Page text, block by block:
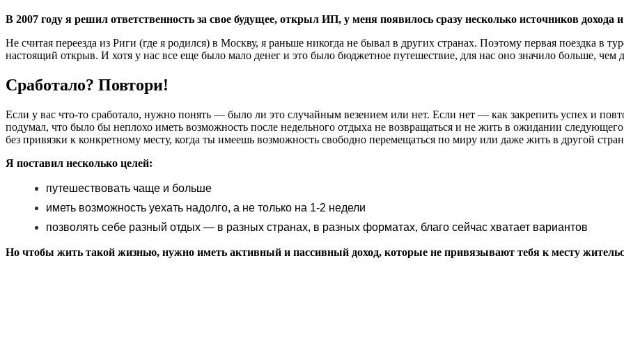
В 2007 году я решил ответственность за свое будущее, открыл ИП, у меня появилось сразу несколько источников дохода
Не считая переезда из Риги (где я родился) в Москву, я раньше никогда не бывал в других странах. Поэтому первая поездка в
настоящий открыв. И хотя у нас все еще было мало денег и это было бюджетное путешествие, для нас оно значило больше, чем
Сработало? Повтори!
Если у вас что-то сработало, нужно понять — было ли это случайным везением или нет. Если нет — как закрепить успех и
подумал, что было бы неплохо иметь возможность после недельного отдыха не возвращаться и не жить в ожидании
без привязки к конкретному месту, когда ты имеешь возможность свободно перемещаться по миру или даже жить в другой
Я поставил несколько целей:
путешествовать чаще и больше
иметь возможность уехать надолго, а не только на 1-2 недели
позволять себе разный отдых — в разных странах, в разных форматах, благо сейчас хватает вариантов
Но чтобы жить такой жизнью, нужно иметь активный и пассивный доход, которые не привязывают тебя к месту